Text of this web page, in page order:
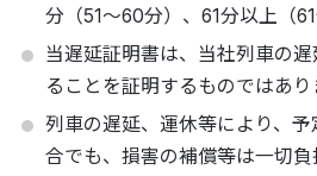
分（51～60分）、61分以上（61
当遅延証明書は、当社列車の
ることを証明するものではあり
列車の遅延、運休等により、
合でも、損害の補償等は一切